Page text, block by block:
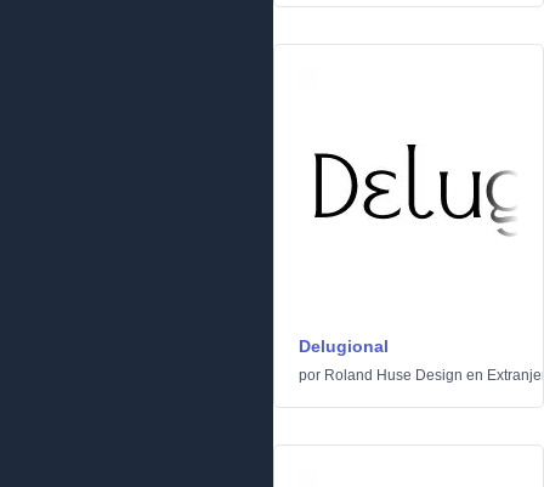
Delugional
por Roland Huse Design en